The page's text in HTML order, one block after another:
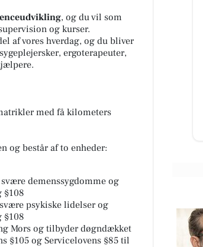
, og du vil som
og kurser.
af vores hverdag, og du bliver
ergoterapeuter,
med få kilometers
og består af to enheder:
demenssygdomme og
§108
psykiske lidelser og
§108
Mors og tilbyder døgndækket
§105 og Servicelovens §85 til
REMA 1000 Nykøbing Mors